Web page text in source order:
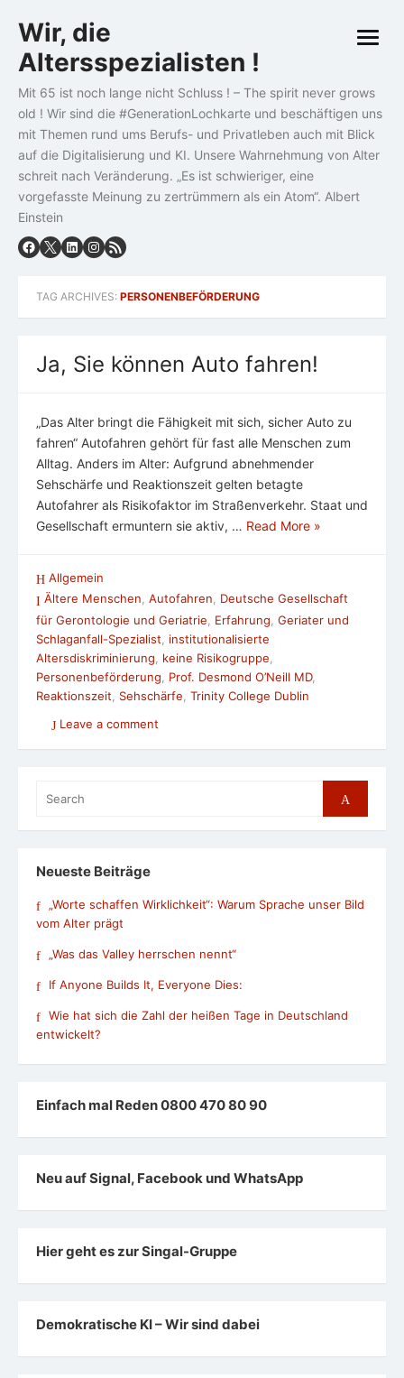
to
content
Wir, die
Altersspezialisten !
Mit 65 ist noch lange nicht Schluss ! – The spirit never grows
old ! Wir sind die #GenerationLochkarte und beschäftigen uns
mit Themen rund ums Berufs- und Privatleben auch mit Blick
auf die Digitalisierung und KI. Unsere Wahrnehmung von Alter
schreit nach Veränderung. „Es ist schwieriger, eine
vorgefasste Meinung zu zertrümmern als ein Atom“. Albert
Einstein
open
TAG ARCHIVES: PERSONENBEFÖRDERUNG
Ja, Sie können Auto fahren!
„Das Alter bringt die Fähigkeit mit sich, sicher Auto zu
fahren“ Autofahren gehört für fast alle Menschen zum
Alltag. Anders im Alter: Aufgrund abnehmender
Sehschärfe und Reaktionszeit gelten betagte
Autofahrer als Risikofaktor im Straßenverkehr. Staat und
Gesellschaft ermuntern sie aktiv, … Read More »
Allgemein
Ältere Menschen, Autofahren, Deutsche Gesellschaft
für Gerontologie und Geriatrie
Erfahrung Geriater und
Schlaganfall-Spezialist
institutionalisierte
Altersdiskriminierung
keine Risikogruppe
Personenbeförderung
Prof. Desmond O’Neill MD,
Reaktionszeit
Sehschärfe Trinity College Dublin
Leave a comment
for:
Search
Neueste Beiträge
„Worte schaffen Wirklichkeit“: Warum Sprache unser Bild
vom Alter prägt
„Was das Valley herrschen nennt“
If Anyone Builds It, Everyone Dies:
Wie hat sich die Zahl der heißen Tage in Deutschland
entwickelt?
Einfach mal Reden 0800 470 80 90
Neu auf Signal, Facebook und WhatsApp
Hier geht es zur Singal-Gruppe
Demokratische KI – Wir sind dabei